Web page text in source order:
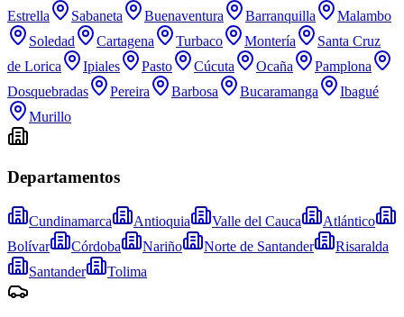
Estrella
Sabaneta Buenaventura Barranquilla
Malambo
Soledad
Cartagena Turbaco Montería
Santa Cruz
de Lorica
Ipiales Pasto Cúcuta Ocaña
Pamplona
Dosquebradas
Pereira Barbosa Bucaramanga
Ibagué
Murillo
Departamentos
Cundinamarca Antioquia Valle del Cauca
Atlántico
Bolívar
Córdoba Nariño Norte de Santander
Risaralda
Santander
Tolima